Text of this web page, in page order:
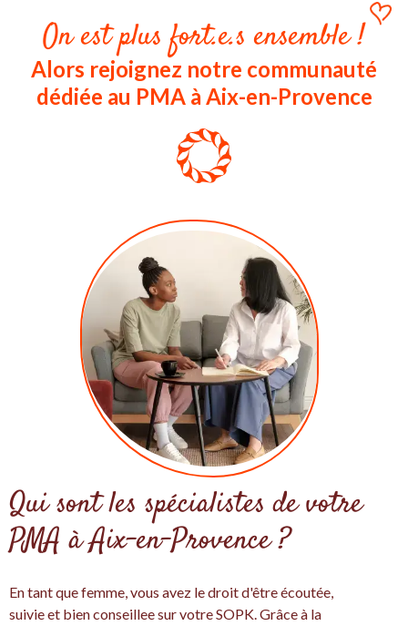
On est plus fort.e.s ensemble !
Alors rejoignez notre communauté
dédiée au PMA à Aix-en-Provence
Qui sont les spécialistes de votre
PMA à Aix-en-Provence ?
En tant que femme, vous avez le droit d'être écoutée,
suivie et bien conseillee sur votre SOPK. Grâce à la